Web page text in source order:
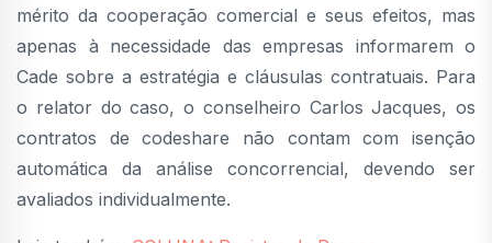
mérito da cooperação comercial e seus efeitos, mas
apenas à necessidade das empresas informarem o
Cade sobre a estratégia e cláusulas contratuais. Para
o relator do caso, o conselheiro Carlos Jacques, os
contratos de codeshare não contam com isenção
automática da análise concorrencial, devendo ser
avaliados individualmente.